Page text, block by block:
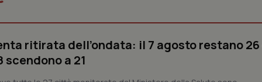
ritirata dell’ondata: il 7 agosto restano
scendono a 21
Necessari Statistici Marketing
a rendere fruibile il sito web abilitandone funzionalità di base quali la
del sito. Il sito web non è in grado di funzionare correttamente senza questi